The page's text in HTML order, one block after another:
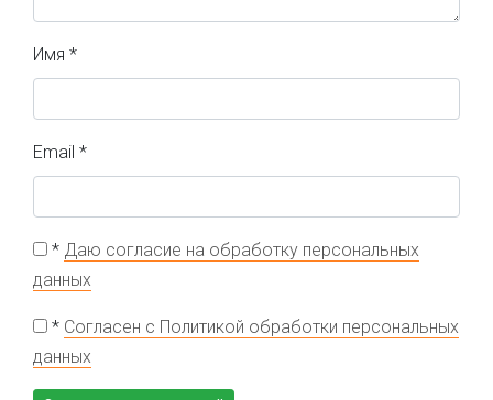
Имя *
Email *
* Даю согласие на обработку персональных
данных
* Согласен с Политикой обработки персональных
данных